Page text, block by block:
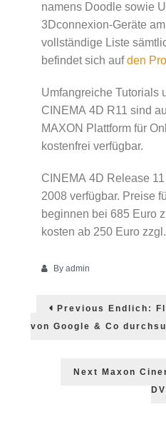
namens Doodle sowie
3Dconnexion-Geräte
vollständige Liste
befindet sich aufden
Umfangreiche Tutorials
CINEMA 4D R11 sind
MAXON Plattform für
kostenfrei verfügbar.
CINEMA 4D Release
2008 verfügbar. Preise
beginnen bei 685 Euro
kosten ab 250 Euro
By admin
Post
navigation
Previous Previous
Endlich:
von Google & Co
Next Next
Maxon